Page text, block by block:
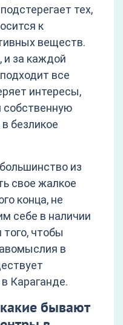
тех,
к
веществ.
и за каждой
все
интересы,
собственную
безликое
из
свое жалкое
конца, не
себе в наличии
чтобы
в
Караганде.
бывают